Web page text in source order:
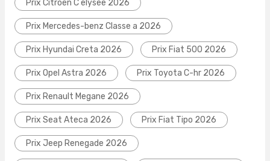
Prix Citroen C elysee 2026
Prix Mercedes-benz Classe a 2026
Prix Hyundai Creta 2026 Prix Fiat 500 2026
Prix Opel Astra 2026 Prix Toyota C-hr 2026
Prix Renault Megane 2026
Prix Seat Ateca 2026 Prix Fiat Tipo 2026
Prix Jeep Renegade 2026